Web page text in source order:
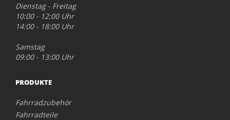
Dienstag - Freitag
10:00 - 12:00 Uhr
14:00 - 18:00 Uhr
Samstag
09:00 - 13:00 Uhr
PRODUKTE
Fahrradzubehör
Fahrradteile